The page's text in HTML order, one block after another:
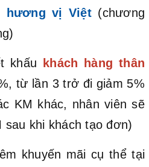
hương vị Việt(chương
khấu khách hàng thân
từ lần 3 trở đi giảm 5%
KM khác, nhân viên sẽ
sau khi khách tạo đơn)
khuyến mãi cụ thể tại